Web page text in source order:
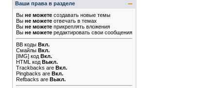
Ваши права в разделе
Вы не можете создавать новые темы
Вы не можете отвечать в темах
Вы не можете прикреплять вложения
Вы не можете редактировать свои сообщения
BB коды Вкл.
Смайлы Вкл.
[IMG] код Вкл.
HTML код Выкл.
Trackbacks are Вкл.
Pingbacks are Вкл.
Refbacks are Выкл.